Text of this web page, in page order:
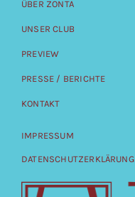
ÜBER ZONTA
UNSER CLUB
PREVIEW
PRESSE / BERICHTE
KONTAKT
IMPRESSUM
DATENSCHUTZERKLÄRUNG